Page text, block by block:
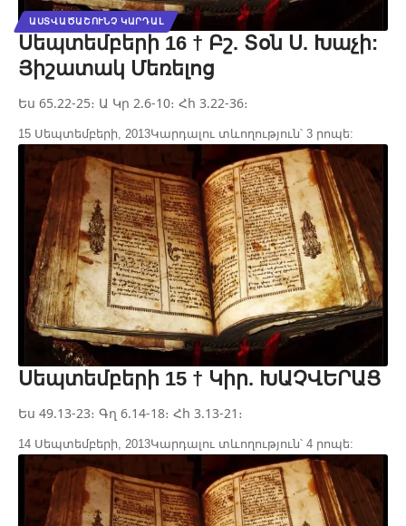
ԱՍՏՎԱԾԱՇՈՒՆՉ ԿԱՐԴԱԼ
Սեպտեմբերի 16 † Բշ. Տօն Ս. Խաչի:
Յիշատակ Մեռելոց
Ես 65.22-25։ Ա Կր 2.6-10։ Հհ 3.22-36։
15 Սեպտեմբերի, 2013Կարդալու տևողություն՝ 3 րոպե:
Սեպտեմբերի 15 † Կիր. ԽԱՉՎԵՐԱՑ
Ես 49.13-23։ Գղ 6.14-18։ Հհ 3.13-21։
14 Սեպտեմբերի, 2013Կարդալու տևողություն՝ 4 րոպե: